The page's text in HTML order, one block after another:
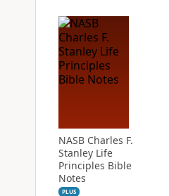
NASB Charles F.
Stanley Life
Principles Bible
Notes
PLUS